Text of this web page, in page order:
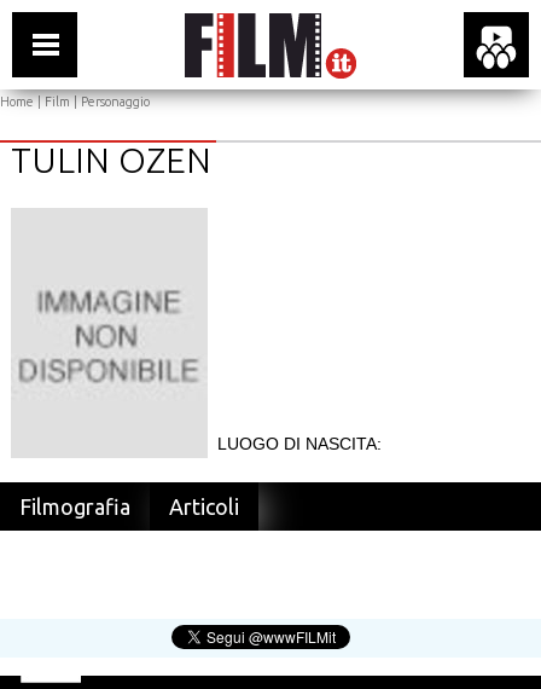
Home|Film| Personaggio
TULIN OZEN
LUOGO DI NASCITA:
Filmografia Articoli